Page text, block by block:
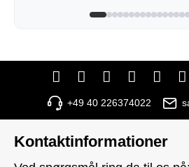
+49 40 226374022
Kontaktinformationer